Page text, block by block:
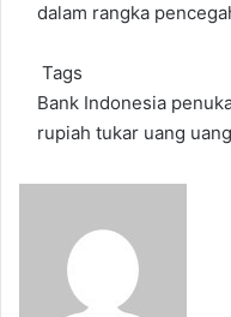
dalam rangka
Tags
Bank Indonesia
rupiah tukar uang